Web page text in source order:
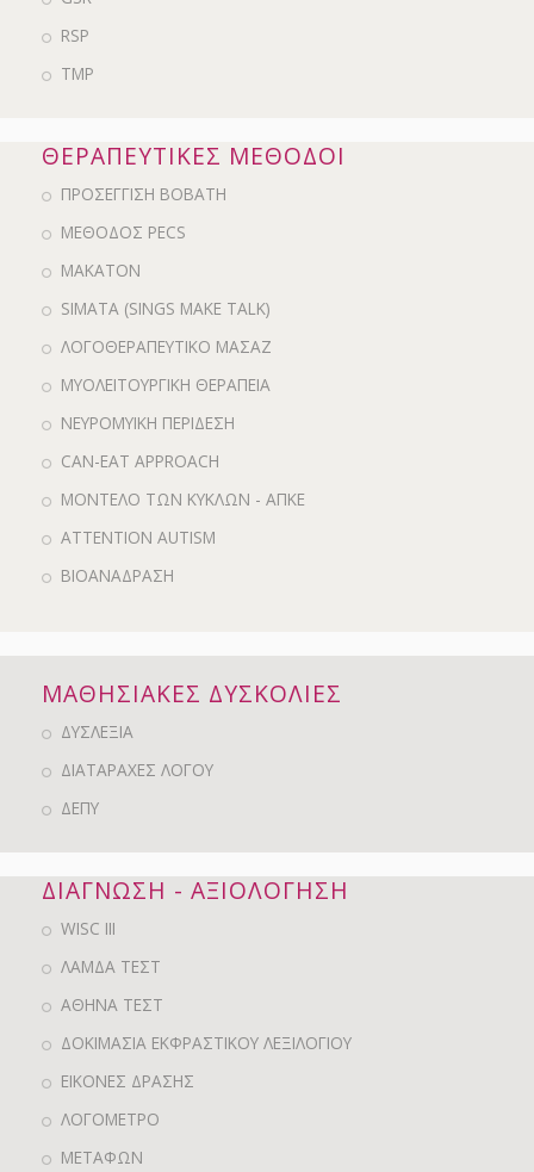
RSP
ΤΜΡ
ΘΕΡΑΠΕΥΤΙΚΕΣ ΜΕΘΟΔΟΙ
ΠΡΟΣΕΓΓΙΣΗ BOBATH
ΜΕΘΟΔΟΣ PECS
MAKATON
SIMATA (SINGS MAKE TALK)
ΛΟΓΟΘΕΡΑΠΕΥΤΙΚΟ ΜΑΣΑΖ
ΜΥΟΛΕΙΤΟΥΡΓΙΚΗ ΘΕΡΑΠΕΙΑ
ΝΕΥΡΟΜΥΙΚΗ ΠΕΡΙΔΕΣΗ
CAN-EAT APPROACH
ΜΟΝΤΕΛΟ ΤΩΝ ΚΥΚΛΩΝ - ΑΠΚΕ
ATTENTION AUTISM
ΒΙΟΑΝΑΔΡΑΣΗ
ΜΑΘΗΣΙΑΚΕΣ ΔΥΣΚΟΛΙΕΣ
ΔΥΣΛΕΞΙΑ
ΔΙΑΤΑΡΑΧΕΣ ΛΟΓΟΥ
ΔΕΠΥ
ΔΙΑΓΝΩΣΗ - ΑΞΙΟΛΟΓΗΣΗ
WISC III
ΛΑΜΔΑ ΤΕΣΤ
ΑΘΗΝΑ ΤΕΣΤ
ΔΟΚΙΜΑΣΙΑ ΕΚΦΡΑΣΤΙΚΟΥ ΛΕΞΙΛΟΓΙΟΥ
ΕΙΚΟΝΕΣ ΔΡΑΣΗΣ
ΛΟΓΟΜΕΤΡΟ
ΜΕΤΑΦΩΝ